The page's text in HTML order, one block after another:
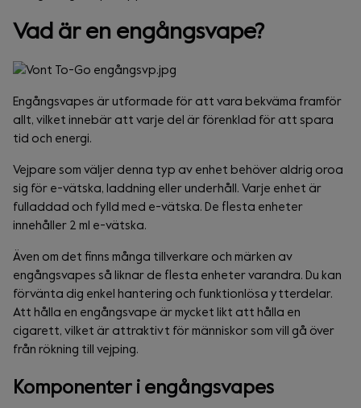
Vad är en engångsvape?
Engångsvapes är utformade för att vara bekväma framför
allt, vilket innebär att varje del är förenklad för att spara
tid och energi.
Vejpare som väljer denna typ av enhet behöver aldrig oroa
sig för e-vätska, laddning eller underhåll. Varje enhet är
fulladdad och fylld med e-vätska. De flesta enheter
innehåller 2 ml e-vätska.
Även om det finns många tillverkare och märken av
engångsvapes så liknar de flesta enheter varandra. Du kan
förvänta dig enkel hantering och funktionlösa ytterdelar.
Att hålla en engångsvape är mycket likt att hålla en
cigarett, vilket är attraktivt för människor som vill gå över
från rökning till vejping.
Komponenter i engångsvapes